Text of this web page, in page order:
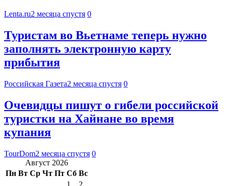
Lenta.ru2 месяца спустя 0
Туристам во Вьетнаме теперь нужно
заполнять электронную карту
прибытия
Российская Газета2 месяца спустя 0
Очевидцы пишут о гибели российской
туристки на Хайнане во время
купания
TourDom2 месяца спустя 0
Август 2026
Пн Вт Ср Чт Пт Сб Вс
1
2